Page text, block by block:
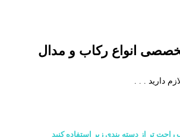
انواع رکاب و مدال
دارید . . .
راحت تر از دسته بندی زیر استفاده کنید